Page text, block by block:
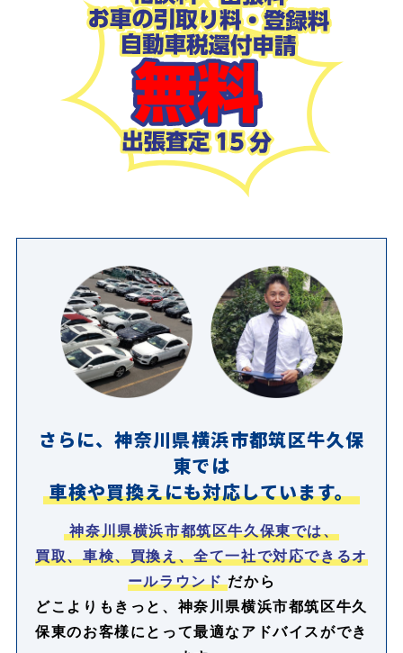
さらに、神奈川県横浜市都筑区牛久保
東では
車検や買換えにも対応しています。
神奈川県横浜市都筑区牛久保東では、
買取、車検、買換え、全て一社で対応できるオ
ールラウンド だから
どこよりもきっと、神奈川県横浜市都筑区牛久
保東のお客様にとって最適なアドバイスができ